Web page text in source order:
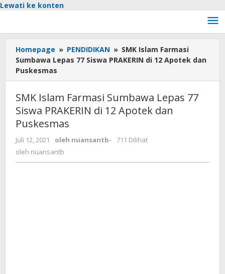
Lewati ke konten
Homepage » PENDIDIKAN » SMK Islam Farmasi
Sumbawa Lepas 77 Siswa PRAKERIN di 12 Apotek dan
Puskesmas
SMK Islam Farmasi Sumbawa Lepas 77
Siswa PRAKERIN di 12 Apotek dan
Puskesmas
Juli 12, 2021 oleh nuansantb-
711 Dilihat
oleh nuansantb